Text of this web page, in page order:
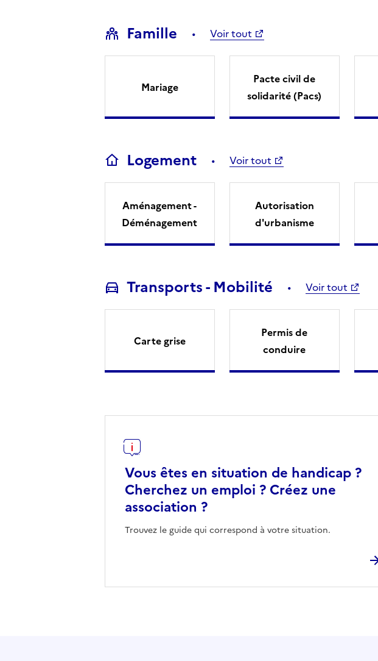
Famille Voir tout
Mariage
Pacte civil de
solidarité (Pacs)
Logement Voir tout
Aménagement -
Déménagement
Autorisation
d'urbanisme
Transports - Mobilité Voir tout
Carte grise
Permis de
conduire
Vous êtes en situation de handicap ?
Cherchez un emploi ? Créez une
association ?
Trouvez le guide qui correspond à votre situation.